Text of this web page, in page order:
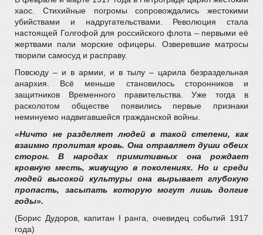
хаос. Стихийные погромы сопровождались жестокими
убийствами и надругательствами. Революция стала
настоящей Голгофой для российского флота – первыми её
жертвами пали морские офицеры. Озверевшие матросы
творили самосуд и расправу.
Повсюду – и в армии, и в тылу – царила безраздельная
анархия. Всё меньше становилось сторонников и
защитников Временного правительства. Уже тогда в
расколотом обществе появились первые признаки
неминуемо надвигавшейся гражданской войны.
«Ничто не разделяет людей в такой степени, как
взаимно пролитая кровь. Она отравляет души обеих
сторон. В народах примитивных она рождает
кровную месть, живущую в поколениях. Но и среди
людей высокой культуры она вырывает глубокую
пропасть, засыпать которую могут лишь долгие
годы».
(Борис Дудоров, капитан I ранга, очевидец событий 1917
года)